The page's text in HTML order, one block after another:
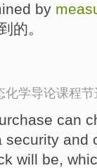
by
的。
化学导论课程节
can
security and
will be,